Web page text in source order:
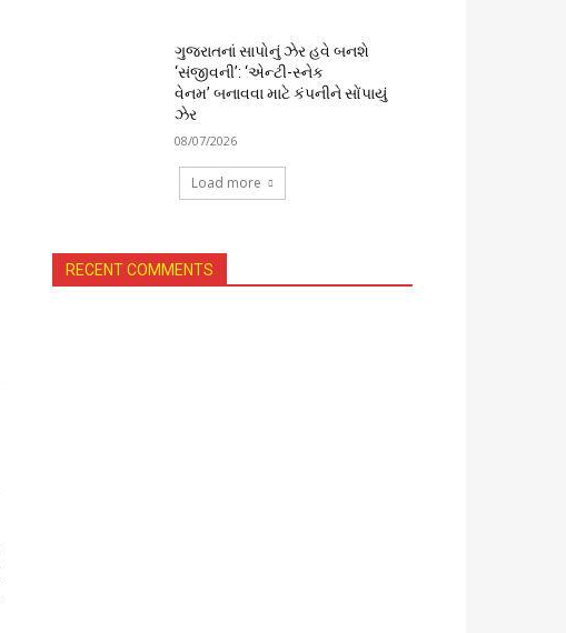
ગુજરાતનાં સાપોનું ઝેર હવે બનશે
‘સંજીવની’: ‘એન્ટી-સ્નેક
વેનમ’ બનાવવા માટે કંપનીને સોંપાયું
ઝેર
08/07/2026
Load more
RECENT COMMENTS